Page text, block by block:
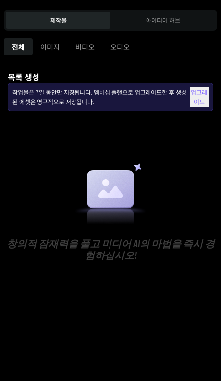
제작물 아이디어 허브
전체 이미지 비디오 오디오
목록 생성
작업물은 7일 동안만 저장됩니다. 멤버십 플랜으로 업그레이드한 후 생성
된 에셋은 영구적으로 저장됩니다.
업그레
이드
창의적 잠재력을 풀고 미디어 AI의 마법을 즉시 경
험하십시오!